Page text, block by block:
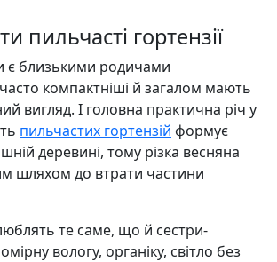
пильчасті гортензії
є близькими родичами
компактніші й загалом мають
вигляд. І головна практична річ у
пильчастих гортензій формує
деревині, тому різка весняна
шляхом до втрати частини
те саме, що й сестри-
вологу, органіку, світло без